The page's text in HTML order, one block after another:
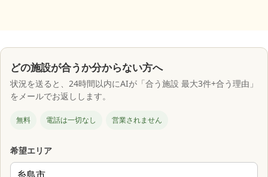
どの施設が合うか分からない方へ
状況を送ると、24時間以内にAIが「合う施設 最大3件+合う理由」
をメールでお返しします。
無料 電話は一切なし 営業されません
希望エリア